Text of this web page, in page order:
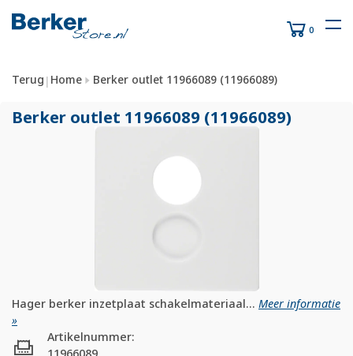
0
Terug | Home Berker outlet 11966089 (11966089)
Berker outlet 11966089 (11966089)
Hager berker inzetplaat schakelmateriaal... Meer informatie
»
Artikelnummer: